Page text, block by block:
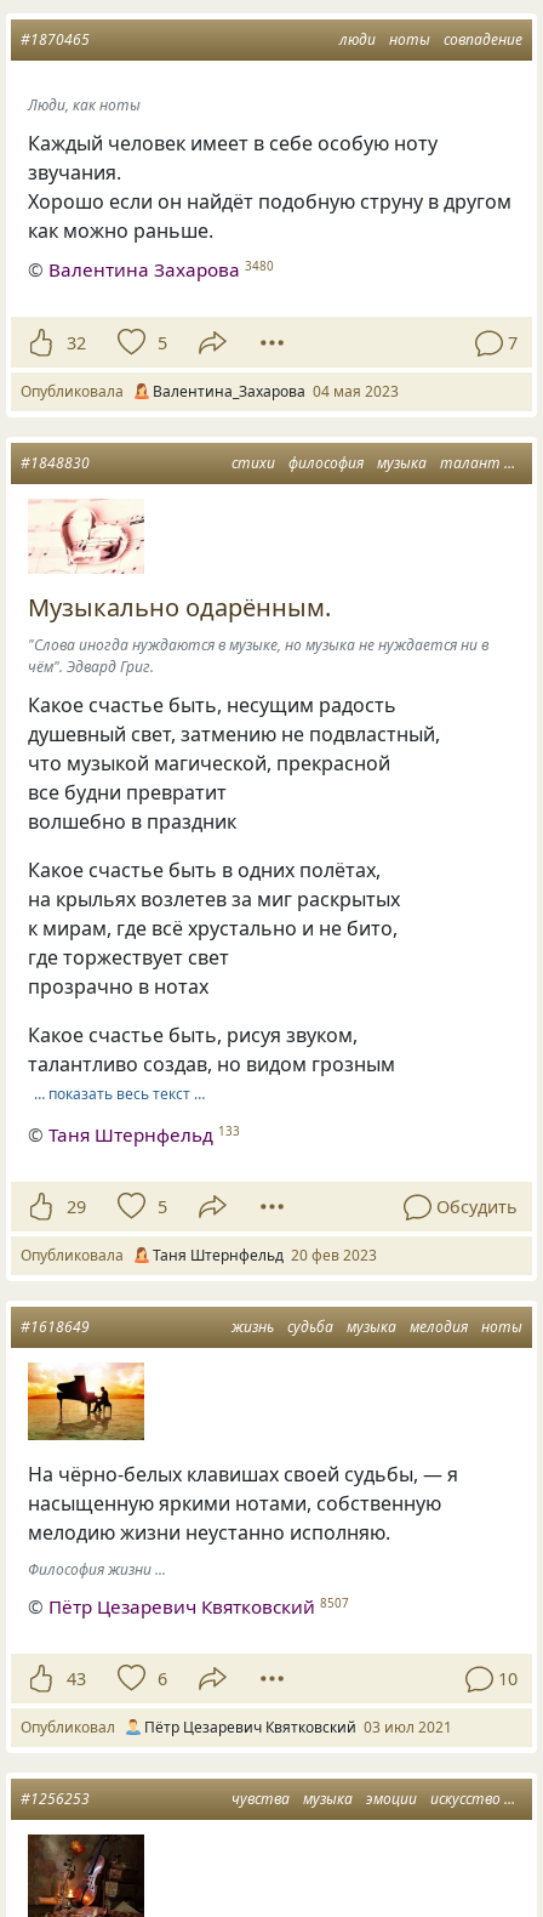
люди ноты совпадение
#1870465
Люди, как ноты
Каждый человек имеет в себе особую ноту
звучания.
Хорошо если он найдёт подобную струну в другом
как можно раньше.
© Валентина Захарова 3480
32 5 7
Опубликовала Валентина_Захарова 04 мая 2023
стихи философия музыка талант
#1848830
Музыкально одарённым.
"Слова иногда нуждаются в музыке, но музыка не нуждается ни в
чём". Эдвард Григ.
Какое счастье быть, несущим радость
душевный свет, затмению не подвластный,
что музыкой магической, прекрасной
все будни превратит
волшебно в праздник
Какое счастье быть в одних полётах,
на крыльях возлетев за миг раскрытых
к мирам, где всё хрустально и не бито,
где торжествует свет
прозрачно в нотах
Какое счастье быть, рисуя звуком,
талантливо создав, но видом грозным
… показать весь текст …
©Таня Штернфельд 133
29 5 Обсудить
Опубликовала Таня Штернфельд 20 фев 2023
жизнь судьба музыка мелодия ноты
#1618649
На чёрно-белых клавишах своей судьбы, — я
насыщенную яркими нотами, собственную
мелодию жизни неустанно исполняю.
Философия жизни ...
© Пётр Цезаревич Квятковский 8507
43 6 10
Опубликовал Пётр Цезаревич Квятковский 03 июл 2021
чувства музыка эмоции искусство
#1256253